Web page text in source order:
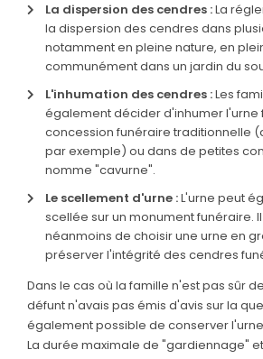
Nos capitons funéraires
Nos cercueils
Nos monuments
Nos urnes funéraires
Rapatriement
Services aux familles
La dispersion des cendres :La
la dispersion des cendres dans
notamment en pleine nature, en
communément dans un jardin du
L'inhumation des cendres :Les
également décider d'inhumer l'urne
concession funéraire traditionnelle
par exemple) ou dans de petites
nomme "cavurne".
Le scellement d'urne :L'urne peut
scellée sur un monument funéraire.
néanmoins de choisir une urne en
préserver l'intégrité des cendres
Dans le cas où la famille n'est pas sûr
défunt n'avais pas émis d'avis sur la
également possible de conserver
La durée maximale de "gardiennage"